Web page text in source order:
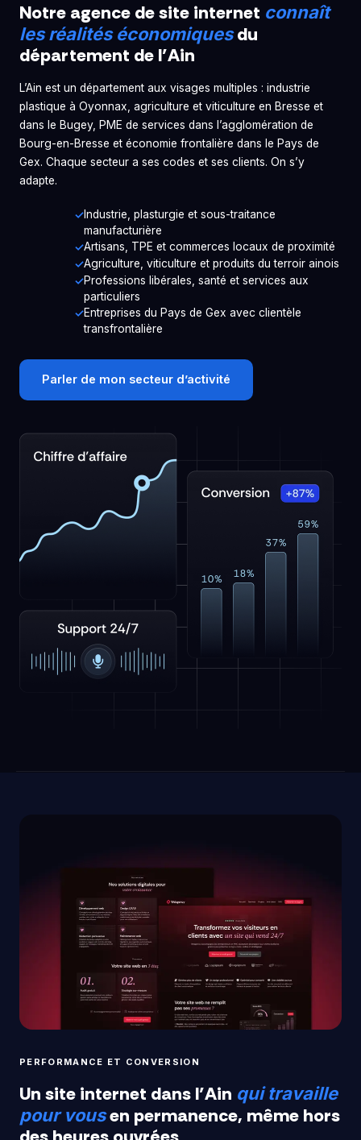
Notre agence de site internet connaît
les réalités économiquesdu
département de l’Ain
L’Ain est un département aux visages multiples : industrie
plastique à Oyonnax, agriculture et viticulture en Bresse et
dans le Bugey, PME de services dans l’agglomération de
Bourg-en-Bresse et économie frontalière dans le Pays de
Gex. Chaque secteur a ses codes et ses clients. On s’y
adapte.
Industrie, plasturgie et sous-traitance
manufacturière
Artisans, TPE et commerces locaux de proximité
Agriculture, viticulture et produits du terroir ainois
Professions libérales, santé et services aux
particuliers
Entreprises du Pays de Gex avec clientèle
transfrontalière
Parler de mon secteur d’activité
PERFORMANCE ET CONVERSION
Un site internet dans l’Ain qui travaille
pour vousen permanence, même hors